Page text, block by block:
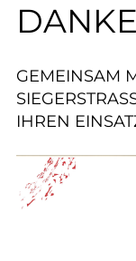
GEMEINSAM
IHREN